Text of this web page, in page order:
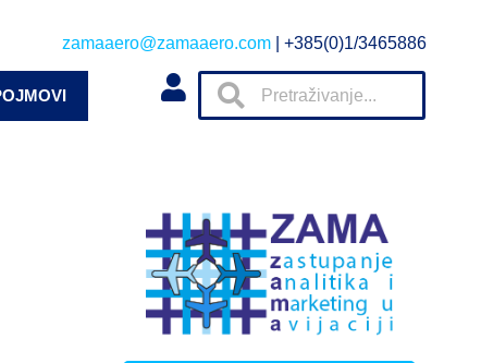
zamaaero@zamaaero.com | +385(0)1/3465886